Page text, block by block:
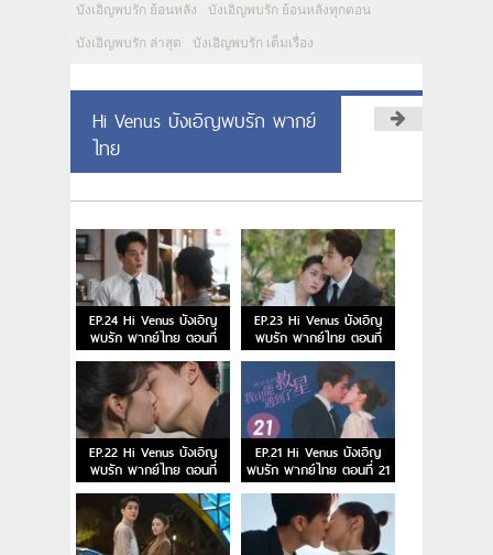
บังเอิญพบรัก ย้อนหลัง บังเอิญพบรัก ย้อนหลังทุกตอน
บังเอิญพบรัก ล่าสุด บังเอิญพบรัก เต็มเรื่อง
Hi Venus บังเอิญพบรัก พากย์
ไทย
EP.24 Hi Venus บังเอิญ
พบรัก พากย์ไทย ตอนที่
24
EP.23 Hi Venus บังเอิญ
พบรัก พากย์ไทย ตอนที่
23
EP.22 Hi Venus บังเอิญ
พบรัก พากย์ไทย ตอนที่
22
EP.21 Hi Venus บังเอิญ
พบรัก พากย์ไทย ตอนที่ 21